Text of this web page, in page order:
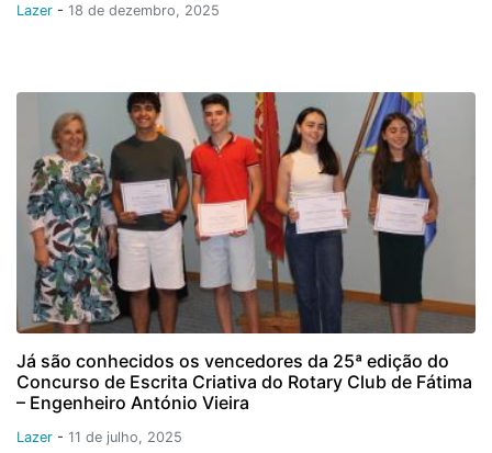
Lazer - 18 de dezembro, 2025
Já são conhecidos os vencedores da 25ª edição do
Concurso de Escrita Criativa do Rotary Club de Fátima
– Engenheiro António Vieira
Lazer - 11 de julho, 2025